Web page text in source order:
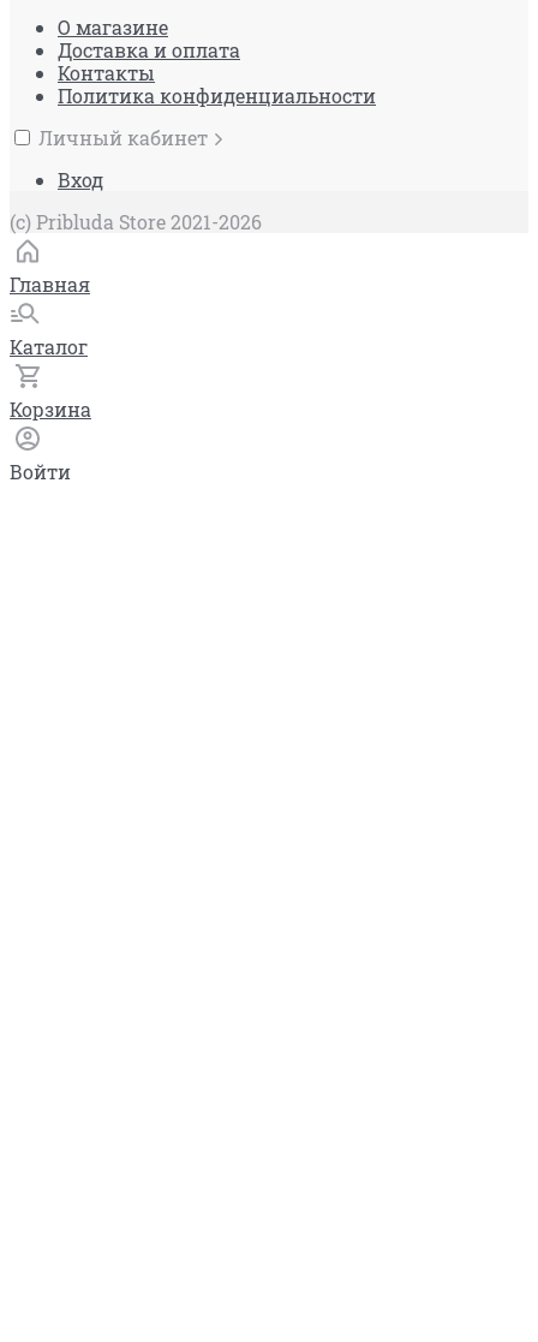
О магазине
Доставка и оплата
Контакты
Политика конфиденциальности
Личный кабинет
Вход
(c) Pribluda Store 2021-2026
Главная
Каталог
Корзина
Войти